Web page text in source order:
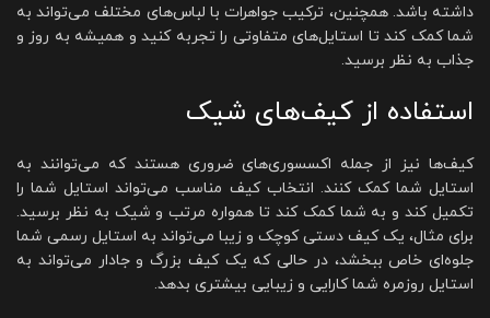
داشته باشد. همچنین، ترکیب جواهرات با لباس‌های مختلف می‌تواند به
شما کمک کند تا استایل‌های متفاوتی را تجربه کنید و همیشه به روز و
جذاب به نظر برسید.
استفاده از کیف‌های شیک
کیف‌ها نیز از جمله اکسسوری‌های ضروری هستند که می‌توانند به
استایل شما کمک کنند. انتخاب کیف مناسب می‌تواند استایل شما را
تکمیل کند و به شما کمک کند تا همواره مرتب و شیک به نظر برسید.
برای مثال، یک کیف دستی کوچک و زیبا می‌تواند به استایل رسمی شما
جلوه‌ای خاص ببخشد، در حالی که یک کیف بزرگ و جادار می‌تواند به
استایل روزمره شما کارایی و زیبایی بیشتری بدهد.